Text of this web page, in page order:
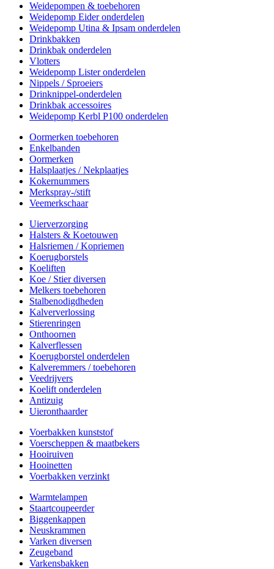
Weidepompen & toebehoren
Weidepomp Eider onderdelen
Weidepomp Utina & Ipsam onderdelen
Drinkbakken
Drinkbak onderdelen
Vlotters
Weidepomp Lister onderdelen
Nippels / Sproeiers
Drinknippel-onderdelen
Drinkbak accessoires
Weidepomp Kerbl P100 onderdelen
Oormerken toebehoren
Enkelbanden
Oormerken
Halsplaatjes / Nekplaatjes
Kokernummers
Merkspray-/stift
Veemerkschaar
Uierverzorging
Halsters & Koetouwen
Halsriemen / Kopriemen
Koerugborstels
Koeliften
Koe / Stier diversen
Melkers toebehoren
Stalbenodigdheden
Kalververlossing
Stierenringen
Onthoornen
Kalverflessen
Koerugborstel onderdelen
Kalveremmers / toebehoren
Veedrijvers
Koelift onderdelen
Antizuig
Uieronthaarder
Voerbakken kunststof
Voerscheppen & maatbekers
Hooiruiven
Hooinetten
Voerbakken verzinkt
Warmtelampen
Staartcoupeerder
Biggenkappen
Neuskrammen
Varken diversen
Zeugeband
Varkensbakken